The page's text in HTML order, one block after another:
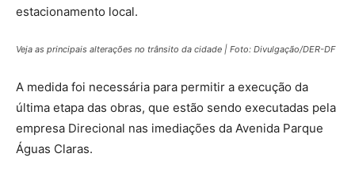
estacionamento local.
Veja as principais alterações no trânsito da cidade | Foto: Divulgação/DER-DF
A medida foi necessária para permitir a execução da
última etapa das obras, que estão sendo executadas pela
empresa Direcional nas imediações da Avenida Parque
Águas Claras.